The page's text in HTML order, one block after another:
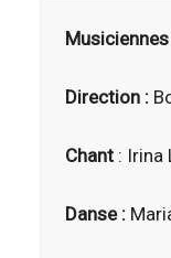
Direction :
Chant: Irina
Danse :